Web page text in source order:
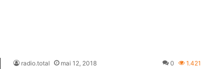
radio.total mai 12, 2018 0 1.421